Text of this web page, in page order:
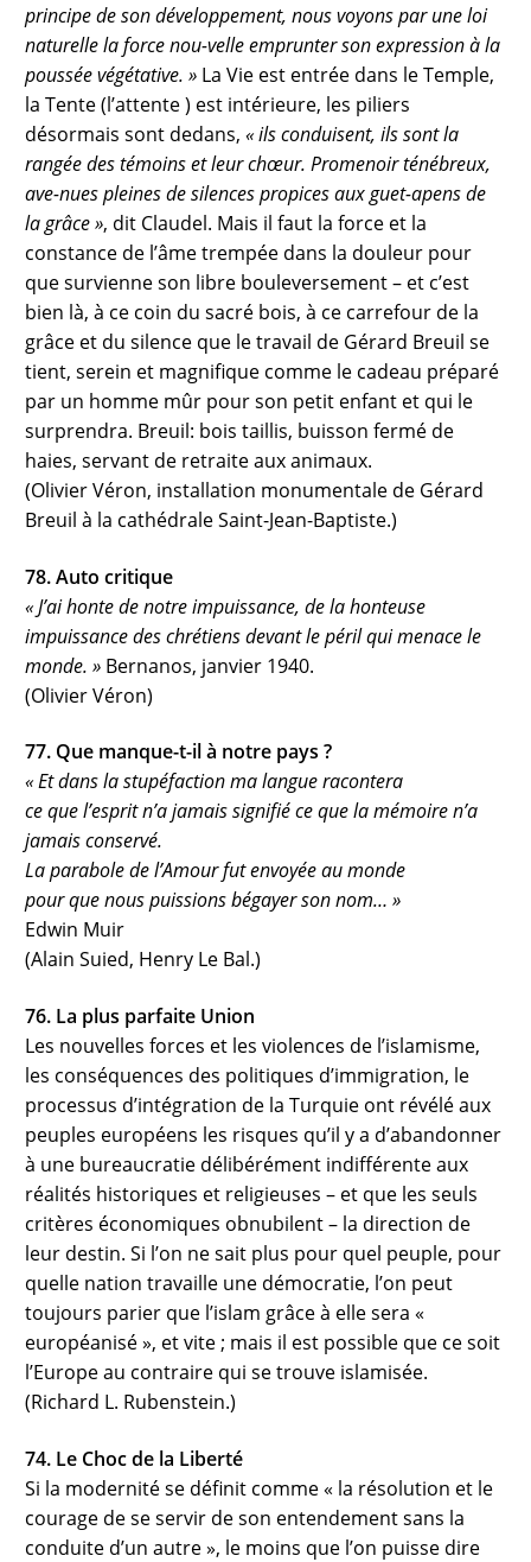
principe de son développement, nous voyons par une loi
naturelle la force nou-velle emprunter son expression à la
poussée végétative. » La Vie est entrée dans le Temple,
la Tente (l’attente ) est intérieure, les piliers
désormais sont dedans,« ils conduisent, ils sont la
rangée des témoins et leur chœur. Promenoir ténébreux,
ave-nues pleines de silences propices aux guet-apens de
la grâce », dit Claudel. Mais il faut la force et la
constance de l’âme trempée dans la douleur pour
que survienne son libre bouleversement – et c’est
bien là, à ce coin du sacré bois, à ce carrefour de la
grâce et du silence que le travail de Gérard Breuil se
tient, serein et magnifique comme le cadeau préparé
par un homme mûr pour son petit enfant et qui le
surprendra. Breuil: bois taillis, buisson fermé de
haies, servant de retraite aux animaux.
(Olivier Véron, installation monumentale de Gérard
Breuil à la cathédrale Saint-Jean-Baptiste.)
78. Auto critique
« J’ai honte de notre impuissance, de la honteuse
impuissance des chrétiens devant le péril qui menace le
monde. » Bernanos, janvier 1940.
(Olivier Véron)
77. Que manque-t-il à notre pays ?
« Et dans la stupéfaction ma langue racontera
ce que l’esprit n’a jamais signifié ce que la mémoire n’a
jamais conservé.
La parabole de l’Amour fut envoyée au monde
pour que nous puissions bégayer son nom… »
Edwin Muir
(Alain Suied, Henry Le Bal.)
76. La plus parfaite Union
Les nouvelles forces et les violences de l’islamisme,
les conséquences des politiques d’immigration, le
processus d’intégration de la Turquie ont révélé aux
peuples européens les risques qu’il y a d’abandonner
à une bureaucratie délibérément indifférente aux
réalités historiques et religieuses – et que les seuls
critères économiques obnubilent – la direction de
leur destin. Si l’on ne sait plus pour quel peuple, pour
quelle nation travaille une démocratie, l’on peut
toujours parier que l’islam grâce à elle sera «
européanisé », et vite ; mais il est possible que ce soit
l’Europe au contraire qui se trouve islamisée.
(Richard L. Rubenstein.)
74. Le Choc de la Liberté
Si la modernité se définit comme « la résolution et le
courage de se servir de son entendement sans la
conduite d’un autre », le moins que l’on puisse dire